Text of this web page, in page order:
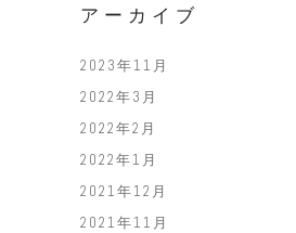
アーカイブ
2023年11月
2022年3月
2022年2月
2022年1月
2021年12月
2021年11月